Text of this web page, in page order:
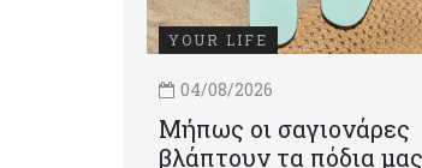
YOUR LIFE
04/08/2026
Μήπως οι σαγιονάρες
βλάπτουν τα πόδια